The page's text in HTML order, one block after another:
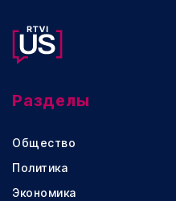
Разделы
Общество
Политика
Экономика